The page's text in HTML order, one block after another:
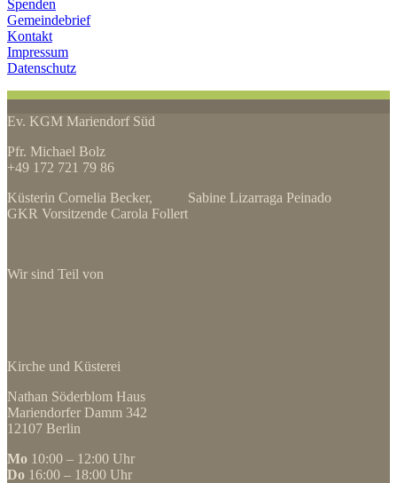
Spenden
Gemeindebrief
Kontakt
Impressum
Datenschutz
Ev. KGM Mariendorf Süd
Pfr. Michael Bolz
+49 172 721 79 86
Küsterin Cornelia Becker, Sabine Lizarraga Peinado
GKR Vorsitzende Carola Follert
Wir sind Teil von
Kirche und Küsterei
Nathan Söderblom Haus
Mariendorfer Damm 342
12107 Berlin
Mo 10:00 – 12:00 Uhr
Do 16:00 – 18:00 Uhr